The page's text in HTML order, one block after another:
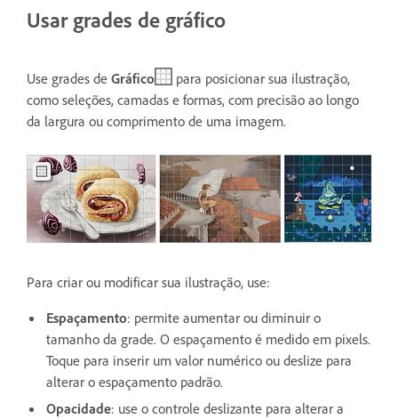
Usar grades de gráfico
Use grades de Gráfico
para posicionar sua ilustração,
como seleções, camadas e formas, com precisão ao longo
da largura ou comprimento de uma imagem.
Para criar ou modificar sua ilustração, use:
Espaçamento: permite aumentar ou diminuir o
tamanho da grade. O espaçamento é medido em pixels.
Toque para inserir um valor numérico ou deslize para
alterar o espaçamento padrão.
Opacidade: use o controle deslizante para alterar a